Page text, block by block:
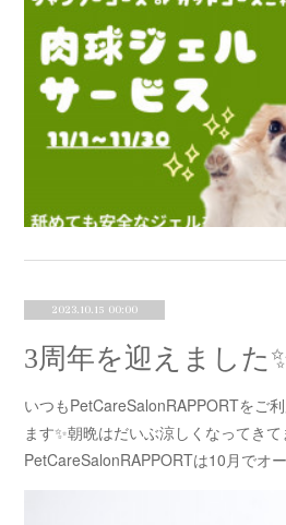
2023.10.15 00:00
3周年を迎えました
いつもPetCareSalonRAPPORTをご
ます✨朝晩はだいぶ涼しくなってき
PetCareSalonRAPPORTは10月でオ